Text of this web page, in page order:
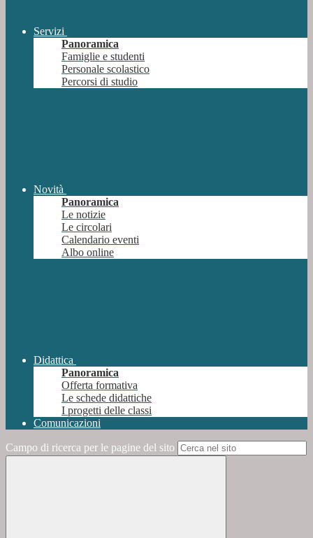
Servizi
Panoramica
Famiglie e studenti
Personale scolastico
Percorsi di studio
Novità
Panoramica
Le notizie
Le circolari
Calendario eventi
Albo online
Didattica
Panoramica
Offerta formativa
Le schede didattiche
I progetti delle classi
Comunicazioni
Campo di ricerca per le pagine del sito